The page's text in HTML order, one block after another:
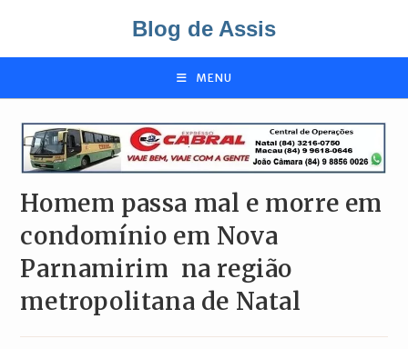
o
Blog de Assis
MENU
Homem passa mal e morre em
condomínio em Nova
Parnamirim na região
metropolitana de Natal